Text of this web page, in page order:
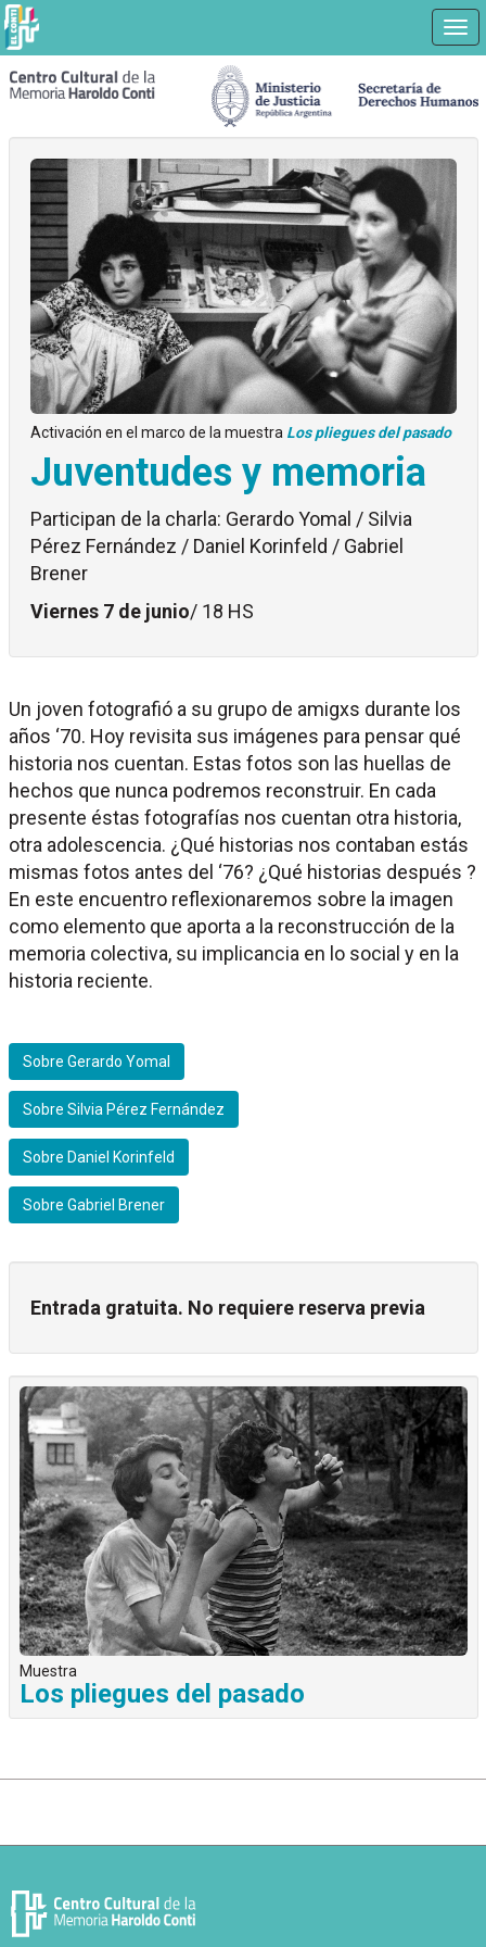
Activación en el marco de la muestra Los pliegues del pasado
Juventudes y memoria
Participan de la charla: Gerardo Yomal / Silvia
Pérez Fernández / Daniel Korinfeld / Gabriel
Brener
Viernes 7 de junio/ 18 HS
Un joven fotografió a su grupo de amigxs durante los
años ‘70. Hoy revisita sus imágenes para pensar qué
historia nos cuentan. Estas fotos son las huellas de
hechos que nunca podremos reconstruir. En cada
presente éstas fotografías nos cuentan otra historia,
otra adolescencia. ¿Qué historias nos contaban estás
mismas fotos antes del ‘76? ¿Qué historias después ?
En este encuentro reflexionaremos sobre la imagen
como elemento que aporta a la reconstrucción de la
memoria colectiva, su implicancia en lo social y en la
historia reciente.
Sobre Gerardo Yomal
Sobre Silvia Pérez Fernández
Sobre Daniel Korinfeld
Sobre Gabriel Brener
Entrada gratuita. No requiere reserva previa
Muestra
Los pliegues del pasado